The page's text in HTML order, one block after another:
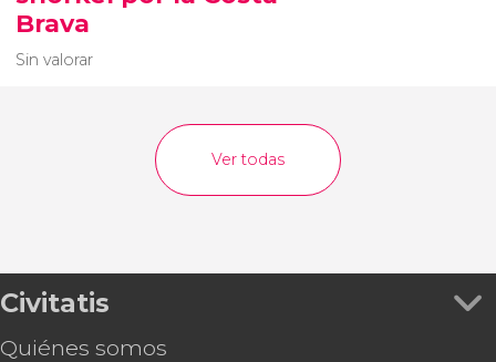
Brava
Sin valorar
Ver todas
Civitatis
Quiénes somos